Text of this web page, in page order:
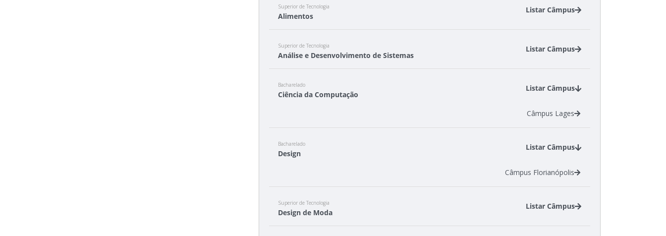
Câmpus São Miguel do Oeste
Superior de Tecnologia
Alimentos
Listar Câmpus
Câmpus São Miguel do Oeste
Superior de Tecnologia
Análise e Desenvolvimento de Sistemas
Listar Câmpus
Câmpus Gaspar
Câmpus Tubarão
Bacharelado
Ciência da Computação
Listar Câmpus
Câmpus Lages
Bacharelado
Design
Listar Câmpus
Câmpus Florianópolis
Superior de Tecnologia
Design de Moda
Listar Câmpus